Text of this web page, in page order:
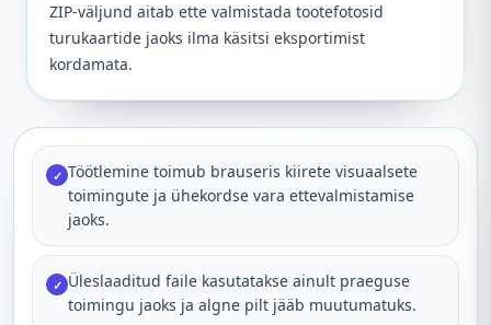
ZIP-väljund aitab ette valmistada tootefotosid
turukaartide jaoks ilma käsitsi eksportimist
kordamata.
✓ Töötlemine toimub brauseris kiirete visuaalsete
toimingute ja ühekordse vara ettevalmistamise
jaoks.
✓ Üleslaaditud faile kasutatakse ainult praeguse
toimingu jaoks ja algne pilt jääb muutumatuks.